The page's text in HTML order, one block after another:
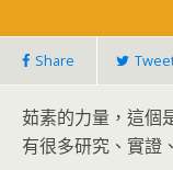
Share
茹素的力量，這個
有很多研究、實證